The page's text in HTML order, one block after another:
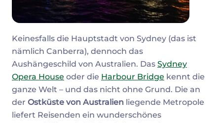
Keinesfalls die Hauptstadt von Sydney (das ist
nämlich Canberra), dennoch das
Aushängeschild von Australien. Das Sydney
Opera House oder die Harbour Bridge kennt die
ganze Welt – und das nicht ohne Grund. Die an
der Ostküste von Australien liegende Metropole
liefert Reisenden ein wunderschönes